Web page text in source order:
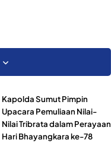
Kapolda Sumut Pimpin
Upacara Pemuliaan Nilai-
Nilai Tribrata dalam Perayaan
Hari Bhayangkara ke-78